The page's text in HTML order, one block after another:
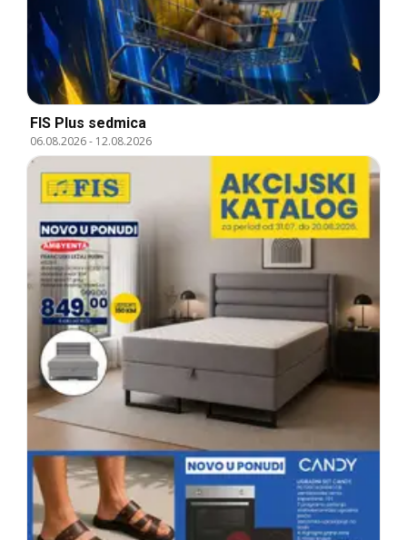
FIS Plus sedmica
06.08.2026- 12.08.2026